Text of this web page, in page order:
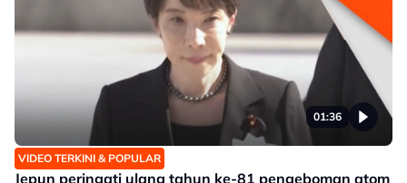
01:36
VIDEO TERKINI & POPULAR
Jepun peringati ulang tahun ke-81 pengeboman atom